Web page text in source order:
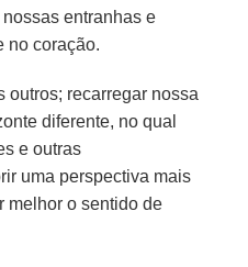
entranhas e
no coração.
outros; recarregar nossa
diferente, no qual
e outras
uma perspectiva mais
melhor o sentido de